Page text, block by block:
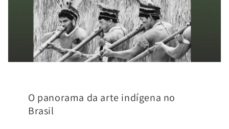
O panorama da arte indígena no
Brasil